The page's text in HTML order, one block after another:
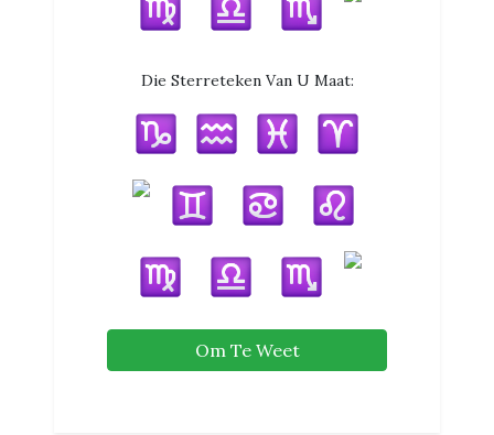
Die Sterreteken Van U Maat:
Om Te Weet